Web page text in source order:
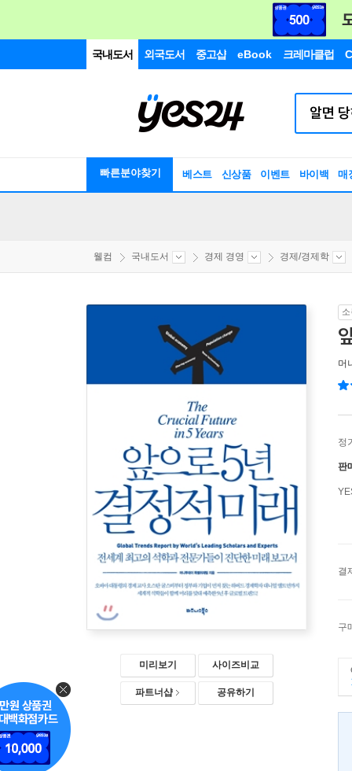
국내도서 외국도서 중고샵 eBook 크레마클럽
빠른분야찾기 베스트 신상품 이벤트 바이백 매
웰컴 국내도서 경제 경영 경제/경제학
미리보기 사이즈비교
파트너샵 공유하기
머
정
판
결
구